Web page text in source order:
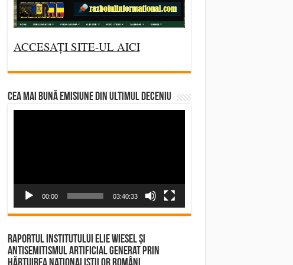
ACCESAȚI SITE-UL AICI
CEA MAI BUNĂ EMISIUNE DIN ULTIMUL DECENIU
00:00 03:40:33
Raportul Institutului Elie Wiesel și
Antisemitismul Artificial Generat prin